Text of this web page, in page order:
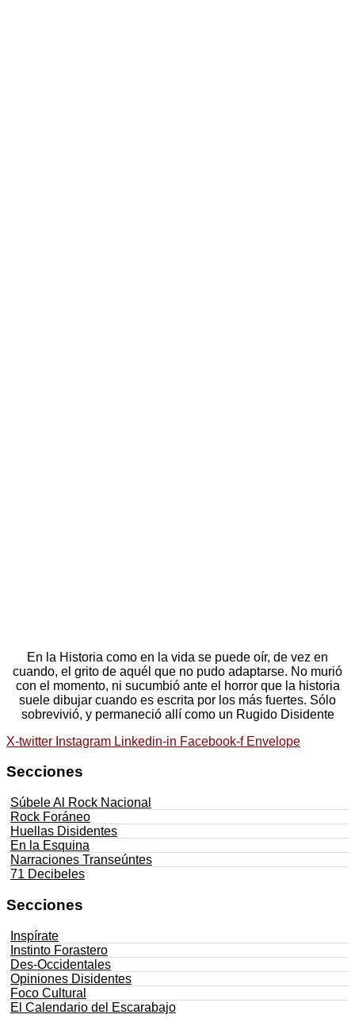
En la Historia como en la vida se puede oír, de vez en
cuando, el grito de aquél que no pudo adaptarse. No murió
con el momento, ni sucumbió ante el horror que la historia
suele dibujar cuando es escrita por los más fuertes. Sólo
sobrevivió, y permaneció allí como un Rugido Disidente
X-twitter Instagram Linkedin-in Facebook-f Envelope
Secciones
Súbele Al Rock Nacional
Rock Foráneo
Huellas Disidentes
En la Esquina
Narraciones Transeúntes
71 Decibeles
Secciones
Inspírate
Instinto Forastero
Des-Occidentales
Opiniones Disidentes
Foco Cultural
El Calendario del Escarabajo